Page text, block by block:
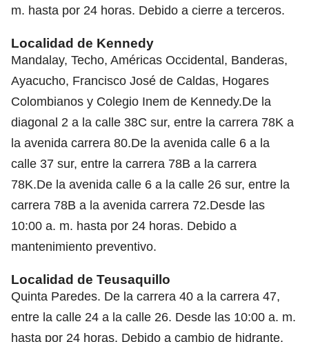
m. hasta por 24 horas. Debido a cierre a terceros.
Localidad de Kennedy
Mandalay, Techo, Américas Occidental, Banderas,
Ayacucho, Francisco José de Caldas, Hogares
Colombianos y Colegio Inem de Kennedy.De la
diagonal 2 a la calle 38C sur, entre la carrera 78K a
la avenida carrera 80.De la avenida calle 6 a la
calle 37 sur, entre la carrera 78B a la carrera
78K.De la avenida calle 6 a la calle 26 sur, entre la
carrera 78B a la avenida carrera 72.Desde las
10:00 a. m. hasta por 24 horas. Debido a
mantenimiento preventivo.
Localidad de Teusaquillo
Quinta Paredes. De la carrera 40 a la carrera 47,
entre la calle 24 a la calle 26. Desde las 10:00 a. m.
hasta por 24 horas. Debido a cambio de hidrante.